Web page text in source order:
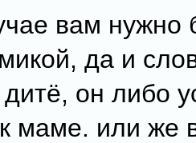
вам нужно
да и
дитё, он либо
маме. или же